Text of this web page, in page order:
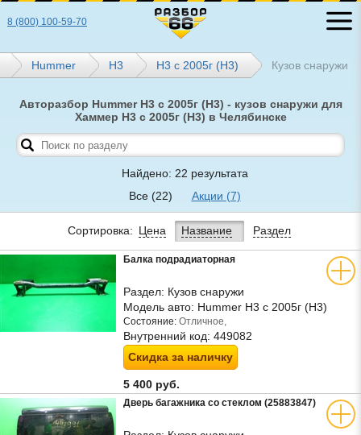
8 (800) 100-59-70
Hummer Н3 H3 с 2005г (Н3) Кузов снаружи
Авторазбор Hummer H3 с 2005г (Н3) - кузов снаружи для
Хаммер H3 с 2005г (Н3) в Челябинске
Найдено: 22 результата
Все (22) Акции (7)
Сортировка: Цена Название Раздел
Балка подрадиаторная
Раздел: Кузов снаружи
Модель авто: Hummer H3 с 2005г (Н3)
Состояние: Отличное,
Внутренний код: 449082
Скидка за наличку
5 400 руб.
Дверь багажника со стеклом (25883847)